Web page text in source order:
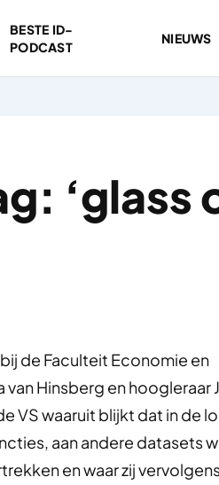
BESTE ID-
PODCAST
NIEUWS
‘glass
de Faculteit Economie en
van Hinsberg en hoogleraar
VS waaruit blijkt dat in de
aan andere datasets
en waar zij